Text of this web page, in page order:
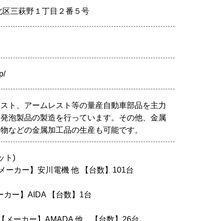
三萩野１丁目２番５号
ト、アームレスト等の量産自動車部品を主力
泡製品の製造を行っています。その他、金属
などの金属加工品の生産も可能です。
ト)
ーカー】安川電機 他 【台数】101台
ー】AIDA 【台数】1台